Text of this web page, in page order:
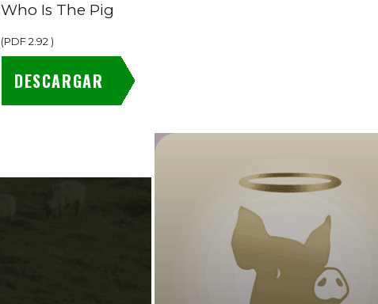
Who Is The Pig
(PDF2.92 )
DESCARGAR